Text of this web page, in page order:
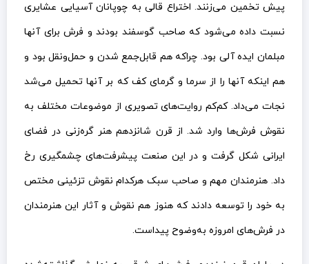
پیش تخمین می‌زنند. اختراع قالی به چوپانان آسیایی عشایری
نسبت داده می‌شود که صاحب گوسفند بودند و فرش برای آنها
مبلمان ایده آلی بود. چراکه هم قابل‌جمع شدن و حمل‌ونقل بود و
هم اینکه آنها را از سرما و گرمای کف که بر آنها تحمیل می‌شد
نجات می‌داد. کم‌کم روایت‌های تصویری از موضوعات مختلف به
نقوش فرش‌ها وارد شد. از قرن شانزدهم هنر گره‌زنی در فضای
ایرانی شکل گرفت و در این صنعت پیشرفت‌های چشمگیری رخ
داد. هنرمندان مهم و صاحب سبک هرکدام نقوش تزئینی مختص
به خود را توسعه دادند که هنوز هم نقوش و آثار این هنرمندان
در فرش‌های امروزه به‌وضوح پیداست.